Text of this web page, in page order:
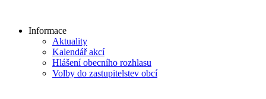
Informace
Aktuality
Kalendář akcí
Hlášení obecního rozhlasu
Volby do zastupitelstev obcí